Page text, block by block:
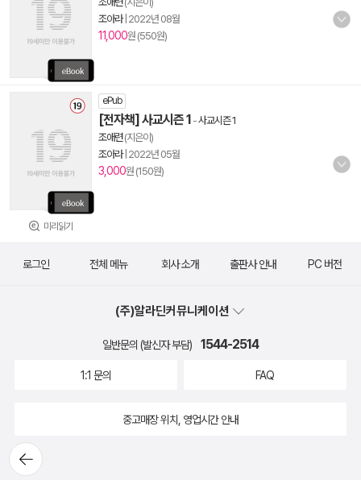
조아라| 2022년 08월
11,000원 (550원)
미리읽기
ePub
[전자책] 사교시즌 1 -사교시즌 1
조애련(지은이)
조아라| 2022년 05월
3,000원 (150원)
뒤로가
기
로그인 전체 메뉴 회사 소개 출판사 안내 PC 버전
(주)알라딘커뮤니케이션
일반문의 (발신자 부담) 1544-2514
1:1 문의 FAQ
중고매장 위치, 영업시간 안내